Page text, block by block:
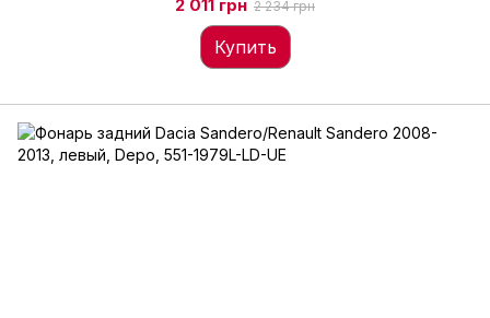
2 011 грн 2 234 грн
Купить